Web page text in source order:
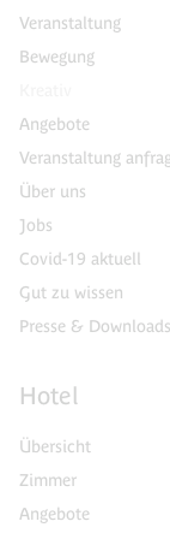
Veranstaltung
Bewegung
Angebote
Veranstaltung
Über uns
Jobs
Covid-19 aktuell
Gut zu wissen
Presse & Downloads
Hotel
Übersicht
Zimmer
Angebote